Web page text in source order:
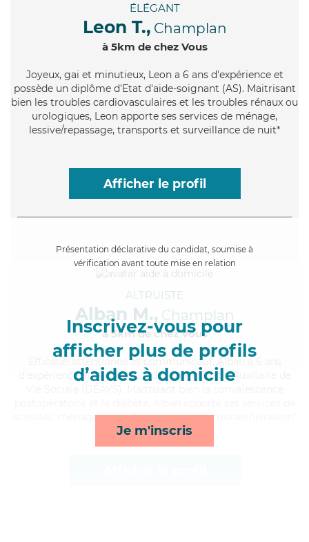
ÉLÉGANT
Leon T., Champlan
à 5km de chez Vous
Joyeux, gai et minutieux, Leon a 6 ans d'expérience et
possède un diplôme d'Etat d'aide-soignant (AS). Maitrisant
bien les troubles cardiovasculaires et les troubles rénaux ou
urologiques, Leon apporte ses services de ménage,
lessive/repassage, transports et surveillance de nuit*
Afficher le profil
Présentation déclarative du candidat, soumise à
vérification avant toute mise en relation
Inscrivez-vous pour
afficher plus de profils
d’aides à domicile
Je m'inscris
ALTRUISTE
Alban M., Champlan
à 5km de chez Vous
, attentionné et communicatif, Alban a 6 ans
d'expérience et possède un diplôme d'État d'Auxiliaire de
activités, ménage, surveillance de nuit et courses/livraison*